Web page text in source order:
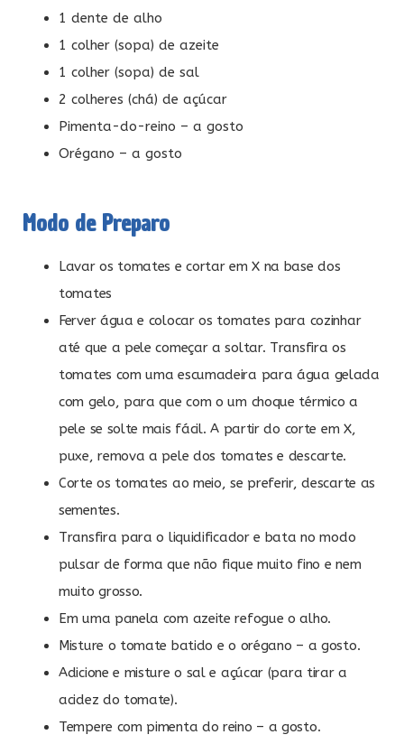
1 dente de alho
1 colher (sopa) de azeite
1 colher (sopa) de sal
2 colheres (chá) de açúcar
Pimenta-do-reino – a gosto
Orégano – a gosto
Modo de Preparo
Lavar os tomates e cortar em X na base dos
tomates
Ferver água e colocar os tomates para cozinhar
até que a pele começar a soltar. Transfira os
tomates com uma escumadeira para água gelada
com gelo, para que com o um choque térmico a
pele se solte mais fácil. A partir do corte em X,
puxe, remova a pele dos tomates e descarte.
Corte os tomates ao meio, se preferir, descarte as
sementes.
Transfira para o liquidificador e bata no modo
pulsar de forma que não fique muito fino e nem
muito grosso.
Em uma panela com azeite refogue o alho.
Misture o tomate batido e o orégano – a gosto.
Adicione e misture o sal e açúcar (para tirar a
acidez do tomate).
Tempere com pimenta do reino – a gosto.